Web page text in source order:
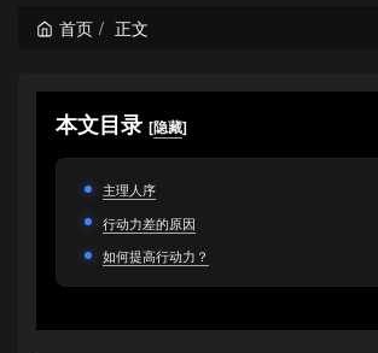
首页 正文
本文目录 [隐藏]
主理人序
行动力差的原因
如何提高行动力？